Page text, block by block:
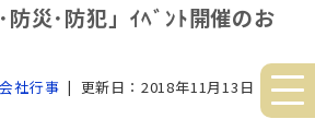
防災･防犯」ｲﾍﾞﾝﾄ開催のお
会社行事 | 更新日：2018年11月13日